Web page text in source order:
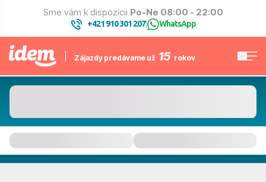
Sme vám k dispozícii Po-Ne 08:00 - 22:00
+421 910 301 207| WhatsApp
Zájazdy predávame už 15 rokov